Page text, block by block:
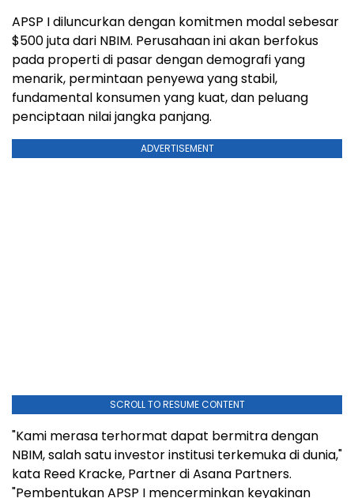
APSP I diluncurkan dengan komitmen modal sebesar
$500 juta dari NBIM. Perusahaan ini akan berfokus
pada properti di pasar dengan demografi yang
menarik, permintaan penyewa yang stabil,
fundamental konsumen yang kuat, dan peluang
penciptaan nilai jangka panjang.
ADVERTISEMENT
SCROLL TO RESUME CONTENT
"Kami merasa terhormat dapat bermitra dengan
NBIM, salah satu investor institusi terkemuka di dunia,"
kata Reed Kracke, Partner di Asana Partners.
"Pembentukan APSP I mencerminkan keyakinan